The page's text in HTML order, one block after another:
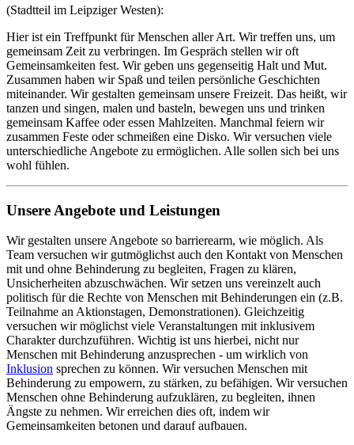
(Stadtteil im Leipziger Westen):
Hier ist ein Treffpunkt für Menschen aller Art. Wir treffen uns, um
gemeinsam Zeit zu verbringen. Im Gespräch stellen wir oft
Gemeinsamkeiten fest. Wir geben uns gegenseitig Halt und Mut.
Zusammen haben wir Spaß und teilen persönliche Geschichten
miteinander. Wir gestalten gemeinsam unsere Freizeit. Das heißt, wir
tanzen und singen, malen und basteln, bewegen uns und trinken
gemeinsam Kaffee oder essen Mahlzeiten. Manchmal feiern wir
zusammen Feste oder schmeißen eine Disko. Wir versuchen viele
unterschiedliche Angebote zu ermöglichen. Alle sollen sich bei uns
wohl fühlen.
Unsere Angebote und Leistungen
Wir gestalten unsere Angebote so barrierearm, wie möglich. Als
Team versuchen wir gutmöglichst auch den Kontakt von Menschen
mit und ohne Behinderung zu begleiten, Fragen zu klären,
Unsicherheiten abzuschwächen. Wir setzen uns vereinzelt auch
politisch für die Rechte von Menschen mit Behinderungen ein (z.B.
Teilnahme an Aktionstagen, Demonstrationen). Gleichzeitig
versuchen wir möglichst viele Veranstaltungen mit inklusivem
Charakter durchzuführen. Wichtig ist uns hierbei, nicht nur
Menschen mit Behinderung anzusprechen - um wirklich von
Inklusion sprechen zu können. Wir versuchen Menschen mit
Behinderung zu empowern, zu stärken, zu befähigen. Wir versuchen
Menschen ohne Behinderung aufzuklären, zu begleiten, ihnen
Ängste zu nehmen. Wir erreichen dies oft, indem wir
Gemeinsamkeiten betonen und darauf aufbauen.